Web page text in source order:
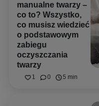
manualne twarzy –
co to? Wszystko,
co musisz wiedzieć
o podstawowym
zabiegu
oczyszczania
twarzy
1 0 5 min